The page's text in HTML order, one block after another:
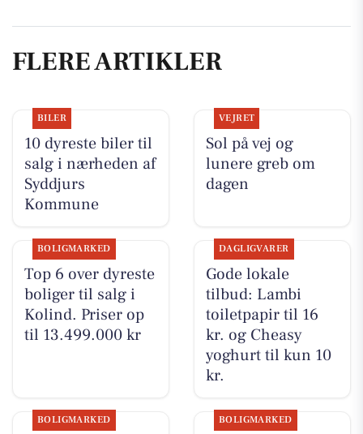
FLERE ARTIKLER
BILER
10 dyreste biler til
salg i nærheden af
Syddjurs
Kommune
VEJRET
Sol på vej og
lunere greb om
dagen
BOLIGMARKED
Top 6 over dyreste
boliger til salg i
Kolind. Priser op
til 13.499.000 kr
DAGLIGVARER
Gode lokale
tilbud: Lambi
toiletpapir til 16
kr. og Cheasy
yoghurt til kun 10
kr.
BOLIGMARKED BOLIGMARKED